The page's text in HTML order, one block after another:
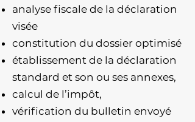
analyse fiscale de la déclaration
visée
constitution du dossier optimisé
établissement de la déclaration
standard et son ou ses annexes,
calcul de l’impôt,
vérification du bulletin envoyé